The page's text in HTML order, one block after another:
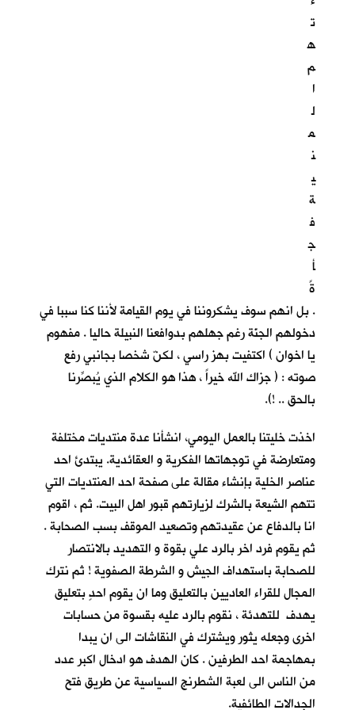
ت
ه
م
ا
ل
م
ن
ي
ة
ف
ج
أ
ةً
. بل انهم سوف يشكروننا في يوم القيامة لأننا كنا سببا في
دخولهم الجنّة رغم جهلهم بدوافعنا النبيلة حاليا . مفهوم
يا اخوان ) اكتفيت بهز راسي ، لكنّ شخصا بجانبي رفع
صوته : ( جزاك الله خيراً ، هذا هو الكلام الذي يُبصِّرنا
بالحق .. !).
اخذت خليتنا بالعمل اليومي، انشأنا عدة منتديات مختلفة
ومتعارضة في توجهاتها الفكرية و العقائدية. يبتدئ احد
عناصر الخلية بإنشاء مقالة على صفحة احد المنتديات التي
تتهم الشيعة بالشرك لزيارتهم قبور اهل البيت. ثم ، اقوم
انا بالدفاع عن عقيدتهم وتصعيد الموقف بسب الصحابة .
ثم يقوم فرد اخر بالرد علي بقوة و التهديد بالانتصار
للصحابة باستهداف الجيش و الشرطة الصفوية ! ثم نترك
المجال للقراء العاديين بالتعليق وما ان يقوم احدٍ بتعليق
يهدف للتهدئة ، نقوم بالرد عليه بقسوة من حسابات
اخرى وجعله يثور ويشترك في النقاشات الى ان يبدا
بمهاجمة احد الطرفين . كان الهدف هو ادخال اكبر عدد
من الناس الى لعبة الشطرنج السياسية عن طريق فتح
الجدالات الطائفية.